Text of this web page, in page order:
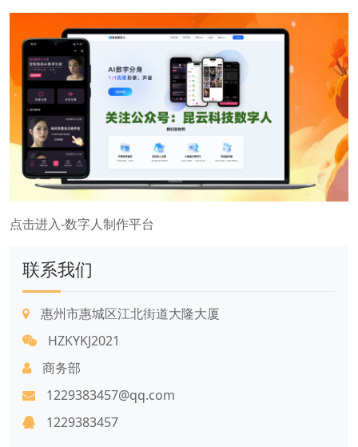
点击进入-数字人制作平台
联系我们
惠州市惠城区江北街道大隆大厦
HZKYKJ2021
商务部
1229383457@qq.com
1229383457